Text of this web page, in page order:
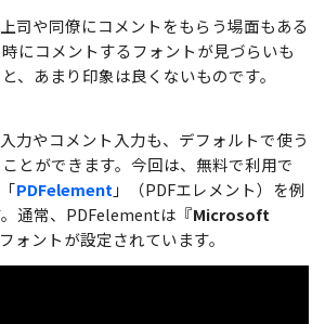
司や同僚にコメントをもらう場面もある
にコメントするフォントが見づらいも
、あまり印象は良くないものです。
力やコメント入力も、デフォルトで使う
とができます。今回は、無料で利用で
PDFelement 」（PDFエレメント）を例
通常、PDFelementは『Microsoft
ォントが設定されています。